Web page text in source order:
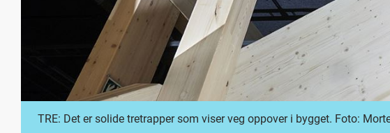
TRE: Det er solide tretrapper som viser veg oppover i bygget. Foto: